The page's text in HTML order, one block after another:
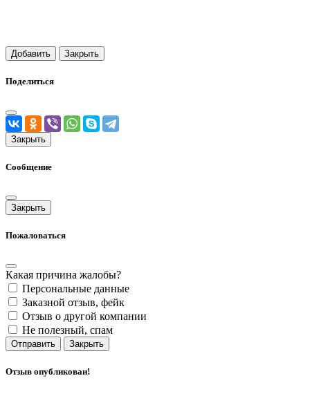
Добавить Закрыть
Поделиться
Закрыть
Сообщение
Закрыть
Пожаловаться
Какая причина жалобы?
Персональные данные
Заказной отзыв, фейк
Отзыв о другой компании
Не полезный, спам
Отправить Закрыть
Отзыв опубликован!